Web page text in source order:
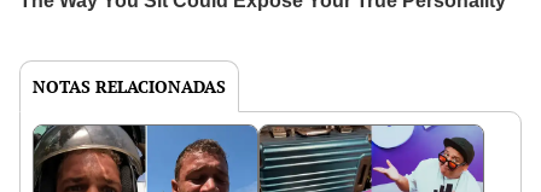
NOTAS RELACIONADAS